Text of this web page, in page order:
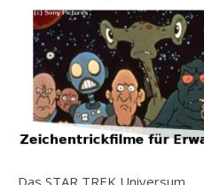
Das STAR TREK Universum